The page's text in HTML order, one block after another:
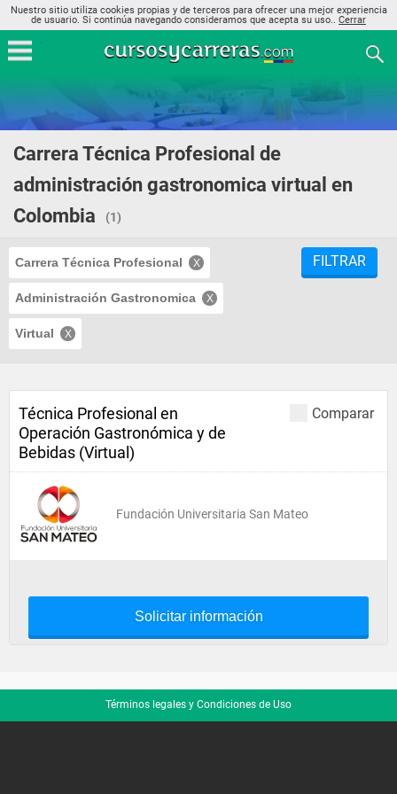
Nuestro sitio utiliza cookies propias y de terceros para ofrecer una mejor experiencia
de usuario. Si continúa navegando consideramos que acepta su uso.. Cerrar
Carrera Técnica Profesional de
administración gastronomica virtual en
Colombia
(1)
Carrera Técnica Profesional
Administración Gastronomica
Virtual
FILTRAR
Comparar
Técnica Profesional en
Operación Gastronómica y de
Bebidas (Virtual)
Fundación Universitaria San Mateo
Solicitar información
Términos legales y Condiciones de Uso